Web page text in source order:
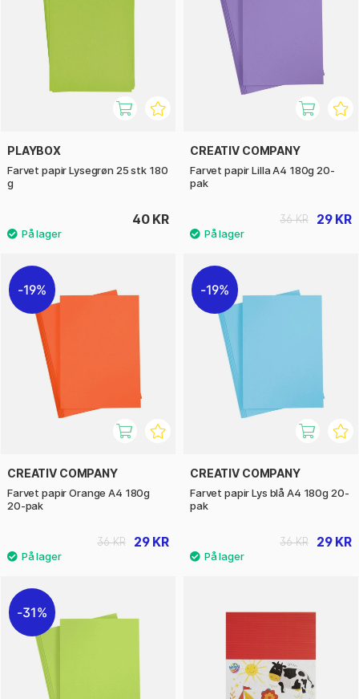
PLAYBOX
Farvet papir Lysegrøn 25 stk 180
g
40 KR
CREATIV COMPANY
Farvet papir Lilla A4 180g 20-
pak
29 KR
36 KR
19%
CREATIV COMPANY
Farvet papir Orange A4 180g
20-pak
29 KR
36 KR
19%
CREATIV COMPANY
Farvet papir Lys blå A4 180g 20-
pak
29 KR
36 KR
31%